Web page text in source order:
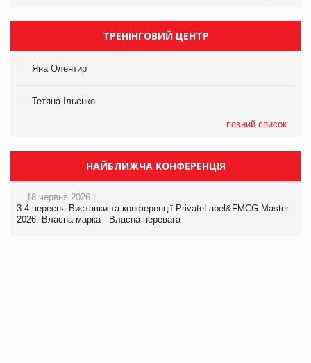
ТРЕНІНГОВИЙ ЦЕНТР
Яна Олентир
Тетяна Ільєнко
повний список
НАЙБЛИЖЧА КОНФЕРЕНЦІЯ
18 червня 2026 |
3-4 вересня Виставки та конференції PrivateLabel&FMCG Master-
2026: Власна марка - Власна перевага